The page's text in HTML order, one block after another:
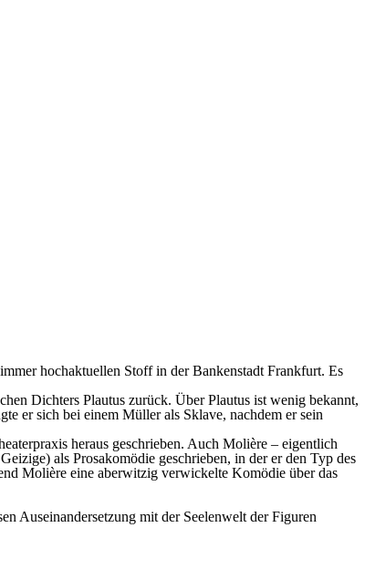
hochaktuellen Stoff in der Bankenstadt Frankfurt. Es
Dichters Plautus zurück. Über Plautus ist wenig bekannt,
er sich bei einem Müller als Sklave, nachdem er sein
heraus geschrieben. Auch Molière – eigentlich
als Prosakomödie geschrieben, in der er den Typ des
Molière eine aberwitzig verwickelte Komödie über das
Auseinandersetzung mit der Seelenwelt der Figuren